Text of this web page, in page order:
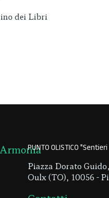
dei Libri
PUNTO OLISTICO
Piazza Dorato
Oulx (TO), 10056 -